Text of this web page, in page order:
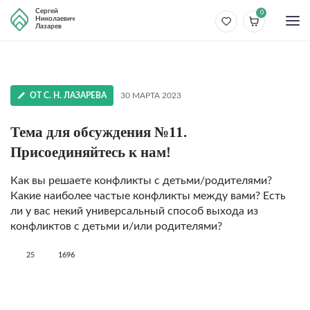
Сергей
Николаевич
Лазарев
0
ОТ С. Н. ЛАЗАРЕВА 30 МАРТА 2023
Тема для обсуждения №11.
Присоединяйтесь к нам!
Как вы решаете конфликты с детьми/родителями?
Какие наиболее частые конфликты между вами? Есть
ли у вас некий универсальный способ выхода из
конфликтов с детьми и/или родителями?
25 1696